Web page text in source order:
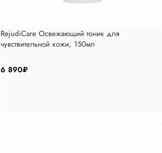
RejudiCare Освежающий тоник для
чувствительной кожи, 150мл
6 890₽